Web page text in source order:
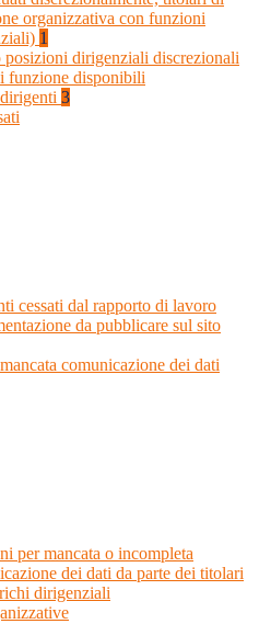
organizzativa con funzioni
1
posizioni dirigenziali discrezionali
funzione disponibili
3
cessati dal rapporto di lavoro
da pubblicare sul sito
comunicazione dei dati
per mancata o incompleta
dei dati da parte dei titolari
dirigenziali